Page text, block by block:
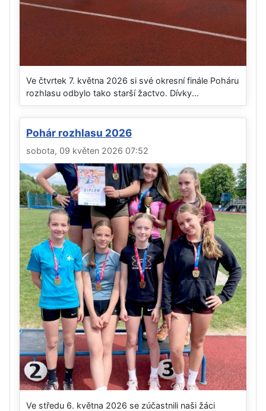
Ve čtvrtek 7. května 2026 si své okresní finále Poháru
rozhlasu odbylo tako starší žactvo. Dívky...
Pohár rozhlasu 2026
sobota, 09 květen 2026 07:52
Ve středu 6. května 2026 se zúčastnili naši žáci